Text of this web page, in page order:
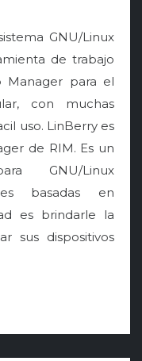
GNU/Linux
de trabajo
Manager para el
con muchas
uso. LinBerry es
de RIM. Es un
GNU/Linux
basadas en
es brindarle la
sus dispositivos